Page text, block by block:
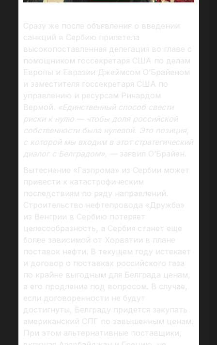
Сразу же после объявления о введении
санкций в Сербию прилетела
высокопоставленная делегация во главе с
помощником госсекретаря США по делам
Европы и Евразии Джеймсом О’Брайеном
и заместителя госсекретаря США по
управлению и ресурсам Ричардом
Вермой. «Единственный способ свести
риски к нулю — чтобы доля российской
собственности была нулевой. Это позиция,
с которой мы входим в этот стратегический
диалог с Белградом», —
заявил О’Брайен.
Вытеснение «Газпрома» из Сербии может
привести к катастрофическим
последствиям по ряду направлений.
Строительство нефтепровода «Дружба»
из Венгрии в Сербию потеряет
целесообразность, а Сербия станет еще
более зависимой от Хорватии в плане
поставок нефти. В текущем году истекает
и договор о поставках российского газа
по крайне выгодным для Белграда ценам,
а его продление под вопросом. В случае,
если договоренности не будут
достигнуты, Белграду придется закупать
американский СПГ по завышенным ценам.
При этом альтернативные поставщики,